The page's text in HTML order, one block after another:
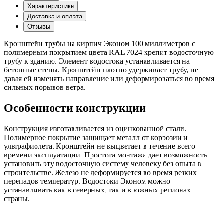
Характеристики
Доставка и оплата
Отзывы
Кронштейн трубы на кирпич Эконом 100 миллиметров с
полимерным покрытием цвета RAL 7024 крепит водосточную
трубу к зданию. Элемент водостока устанавливается на
бетонные стены. Кронштейн плотно удерживает трубу, не
давая ей изменять направление или деформироваться во время
сильных порывов ветра.
Особенности конструкции
Конструкция изготавливается из оцинкованной стали.
Полимерное покрытие защищает металл от коррозии и
ультрафиолета. Кронштейн не выцветает в течение всего
времени эксплуатации. Простота монтажа дает возможность
установить эту водосточную систему человеку без опыта в
строительстве. Железо не деформируется во время резких
перепадов температур. Водостоки Эконом можно
устанавливать как в северных, так и в южных регионах
страны.